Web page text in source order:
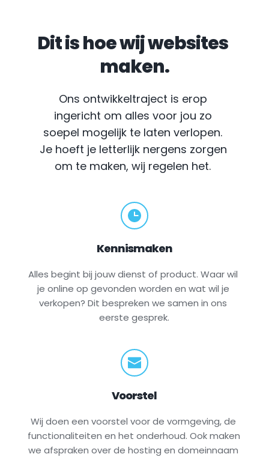
Dit is hoe wij websites
maken.
Ons ontwikkeltraject is erop
ingericht om alles voor jou zo
soepel mogelijk te laten verlopen.
Je hoeft je letterlijk nergens zorgen
om te maken, wij regelen het.
Kennismaken
Alles begint bij jouw dienst of product. Waar wil
je online op gevonden worden en wat wil je
verkopen? Dit bespreken we samen in ons
eerste gesprek.
Voorstel
Wij doen een voorstel voor de vormgeving, de
functionaliteiten en het onderhoud. Ook maken
we afspraken over de hosting en domeinnaam